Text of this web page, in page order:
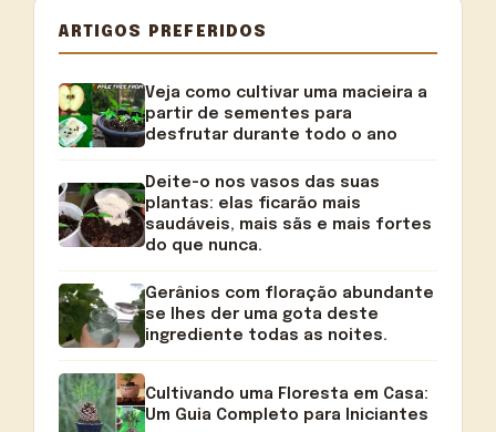
ARTIGOS PREFERIDOS
Veja como cultivar uma macieira a
partir de sementes para
desfrutar durante todo o ano
Deite-o nos vasos das suas
plantas: elas ficarão mais
saudáveis, mais sãs e mais fortes
do que nunca.
Gerânios com floração abundante
se lhes der uma gota deste
ingrediente todas as noites.
Cultivando uma Floresta em Casa:
Um Guia Completo para Iniciantes